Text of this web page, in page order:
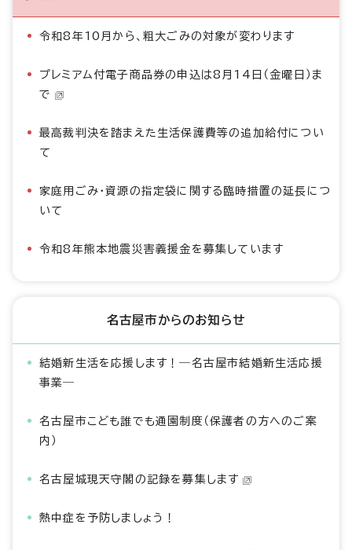
令和8年10月から、粗大ごみの対象が変わります
プレミアム付電子商品券の申込は8月14日（金曜日）ま
で
最高裁判決を踏まえた生活保護費等の追加給付につい
て
家庭用ごみ・資源の指定袋に関する臨時措置の延長につ
いて
令和8年熊本地震災害義援金を募集しています
名古屋市からのお知らせ
結婚新生活を応援します！―名古屋市結婚新生活応援
事業―
名古屋市こども誰でも通園制度（保護者の方へのご案
内）
名古屋城現天守閣の記録を募集します
熱中症を予防しましょう！